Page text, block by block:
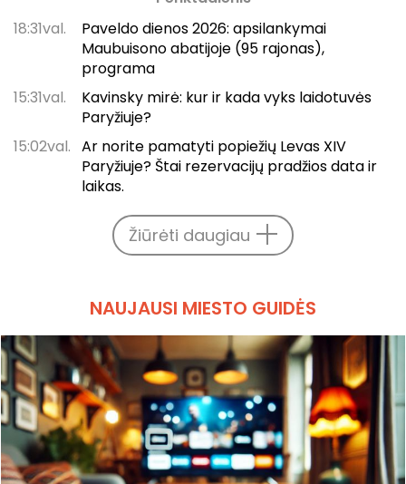
18:31val.
Paveldo dienos 2026: apsilankymai
Maubuisono abatijoje (95 rajonas),
programa
15:31val.
Kavinsky mirė: kur ir kada vyks laidotuvės
Paryžiuje?
15:02val. Ar norite pamatyti popiežių Levas XIV
Paryžiuje? Štai rezervacijų pradžios data ir
laikas.
Žiūrėti daugiau
NAUJAUSI MIESTO GUIDĖS